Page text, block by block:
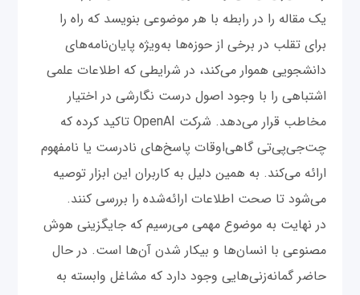
یک مقاله‌ را در رابطه با هر موضوعی بنویسد که راه را
برای تقلب در برخی از حوزه‌ها به‌ویژه پایان‌نامه‌های
دانشجویی هموار می‌کند، در شرایطی که اطلاعات علمی
اشتباهی را با وجود اصول درست نگارشی در اختیار
مخاطب قرار می‌دهد. شرکت OpenAI تاکید کرده که
چت‌‌جی‌پی‌تی گاهی‌اوقات پاسخ‌های نادرست یا نامفهوم
ارائه می‌کند. به ‌همین دلیل به کاربران این ابزار توصیه
می‌شود تا صحت اطلاعات ارائه‌شده را بررسی کنند.
در نهایت به موضوع مهمی می‌رسیم که جایگزینی هوش
مصنوعی با انسان‌ها و بیکار ‌شدن آن‌ها است. در‌ حال‌
حاضر گمانه‌زنی‌هایی وجود دارد که مشاغل وابسته به